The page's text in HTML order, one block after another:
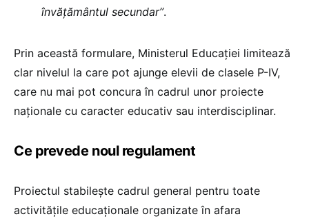
învățământul secundar”.
Prin această formulare, Ministerul Educației limitează
clar nivelul la care pot ajunge elevii de clasele P-IV,
care nu mai pot concura în cadrul unor proiecte
naționale cu caracter educativ sau interdisciplinar.
Ce prevede noul regulament
Proiectul stabilește cadrul general pentru toate
activitățile educaționale organizate în afara